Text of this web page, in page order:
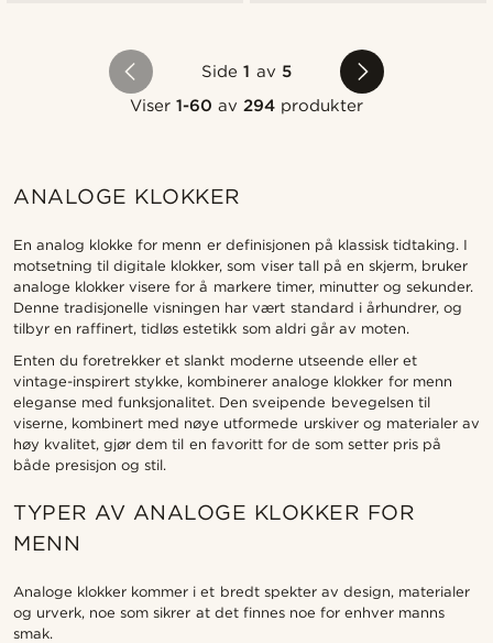
Side1 av 5
Viser 1-60 av294 produkter
ANALOGE KLOKKER
En analog klokke for menn er definisjonen på klassisk tidtaking. I
motsetning til digitale klokker, som viser tall på en skjerm, bruker
analoge klokker visere for å markere timer, minutter og sekunder.
Denne tradisjonelle visningen har vært standard i århundrer, og
tilbyr en raffinert, tidløs estetikk som aldri går av moten.
Enten du foretrekker et slankt moderne utseende eller et
vintage-inspirert stykke, kombinerer analoge klokker for menn
eleganse med funksjonalitet. Den sveipende bevegelsen til
viserne, kombinert med nøye utformede urskiver og materialer av
høy kvalitet, gjør dem til en favoritt for de som setter pris på
både presisjon og stil.
TYPER AV ANALOGE KLOKKER FOR
MENN
Analoge klokker kommer i et bredt spekter av design, materialer
og urverk, noe som sikrer at det finnes noe for enhver manns
smak.